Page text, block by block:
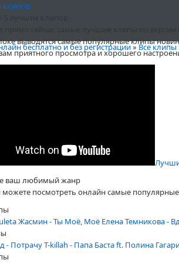
клипов
выводятся самые популярные клипы
приятного просмотра и хорошего
ваш любимый жанр
можете посмотреть онлайн самые
Жасмин - Ты Моё, Моё Елена Темникова -
- ПотрачуT-killah - Папа Баста ft. Полина
бесплатно и без регистрации»Все клипы